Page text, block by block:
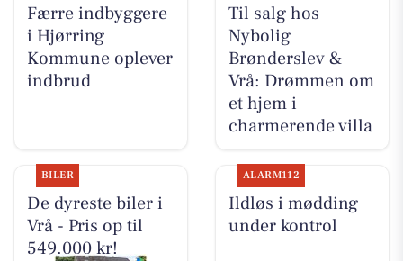
Færre indbyggere
i Hjørring
Kommune oplever
indbrud
Til salg hos
Nybolig
Brønderslev &
Vrå: Drømmen om
et hjem i
charmerende villa
BILER
De dyreste biler i
Vrå - Pris op til
549.000 kr!
ALARM112
Ildløs i mødding
under kontrol